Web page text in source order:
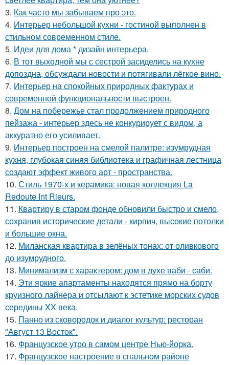
3. Как часто мы забываем про это.
4. Интерьер небольшой кухни - гостиной выполнен в
стильном современном стиле.
5. Идеи для дома * дизайн интерьера.
6. В тот выходной мы с сестрой засиделись на кухне
допоздна, обсуждали новости и потягивали лёгкое вино.
7. Интерьер на спокойных природных фактурах и
современной функциональности выстроен.
8. Дом на побережье стал продолжением природного
пейзажа - интерьер здесь не конкурирует с видом, а
аккуратно его усиливает.
9. Интерьер построен на смелой палитре: изумрудная
кухня, глубокая синяя библиотека и графичная лестница
создают эффект живого арт - пространства.
10. Стиль 1970-х и керамика: новая коллекция La
Redoute Int Rieurs.
11. Квартиру в старом фонде обновили быстро и смело,
сохранив исторические детали - кирпич, высокие потолки
и большие окна.
12. Миланская квартира в зелёных тонах: от оливкового
до изумрудного.
13. Минимализм с характером: дом в духе ваби - саби.
14. Эти яркие апартаменты находятся прямо на борту
круизного лайнера и отсылают к эстетике морских судов
середины XX века.
15. Панно из сковородок и диалог культур: ресторан
"Август 13 Восток".
16. Французское утро в самом центре Нью-йорка.
17. Французское настроение в спальном районе